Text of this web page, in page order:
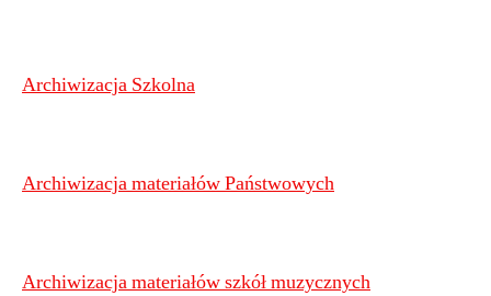
Archiwizacja Szkolna
Archiwizacja materiałów Państwowych
Archiwizacja materiałów szkół muzycznych